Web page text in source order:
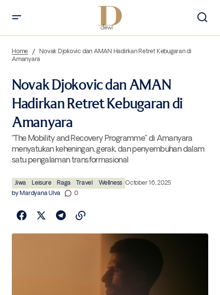
Home
Novak Djokovic dan AMAN Hadirkan Retret Kebugaran di
Amanyara
Novak Djokovic dan AMAN
Hadirkan Retret Kebugaran di
Amanyara
“The Mobility and Recovery Programme” di Amanyara
menyatukan keheningan, gerak, dan penyembuhan dalam
satu pengalaman transformasional
Jiwa Leisure Raga Travel Wellness October 16, 2025
byMardyana Ulva 0